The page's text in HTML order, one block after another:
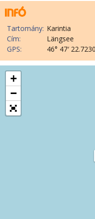
Tartomány: Karintia
Cím:
Längsee
GPS:
46° 47′
+
−